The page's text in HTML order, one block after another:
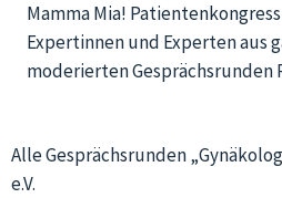
Mamma Mia!
Expertinnen und Experten aus
moderierten Gesprächsrunden
Alle Gesprächsrunden
e.V.